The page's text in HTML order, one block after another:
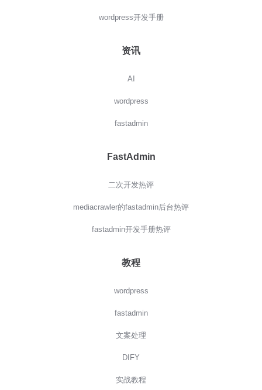
wordpress开发手册
资讯
AI
wordpress
fastadmin
FastAdmin
二次开发热评
mediacrawler的fastadmin后台热评
fastadmin开发手册热评
教程
wordpress
fastadmin
文案处理
DIFY
实战教程